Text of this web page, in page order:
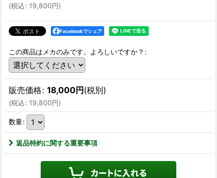
(税込: 19,800円)
Facebookでシェア
この商品はメカのみです。よろしいですか？ :
販売価格: 18,000円(税別)
(税込: 19,800円)
数量:
返品特約に関する重要事項